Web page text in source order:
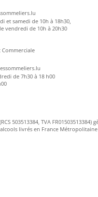
et samedi de 10h à 18h30,
vendredi de 10h à 20h30
Commerciale
de 7h30 à 18 h00
livrés en France Métropolitaine